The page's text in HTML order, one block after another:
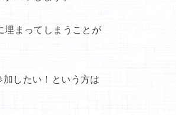
埋まってしまうことが
したい！という方は